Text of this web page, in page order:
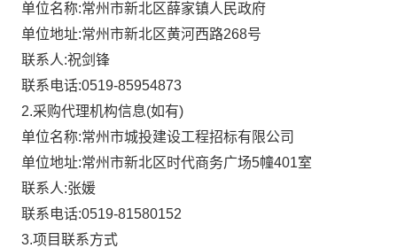
单位名称:常州市新北区薛家镇人民政府
单位地址:常州市新北区黄河西路268号
联系人:祝剑锋
联系电话:0519-85954873
2.采购代理机构信息(如有)
单位名称:常州市城投建设工程招标有限公司
单位地址:常州市新北区时代商务广场5幢401室
联系人:张媛
联系电话:0519-81580152
3.项目联系方式